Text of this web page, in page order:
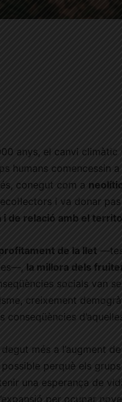
anys, el canvi climàtic
humans comencessin
conegut com a
i va donar
de relació amb el
de la llet
la millora dels
socials van ser
creixement
més a l’augment
perquè els
una esperança de
per ocupar